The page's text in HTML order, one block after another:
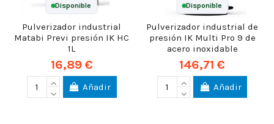
Disponible
Pulverizador industrial
Matabi Previ presión IK HC
1L
16,89 €
Añadir
Disponible
Pulverizador industrial de
presión IK Multi Pro 9 de
acero inoxidable
146,71 €
Añadir